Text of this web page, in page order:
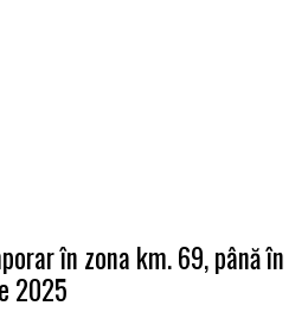
în zona km. 69, până în
2025